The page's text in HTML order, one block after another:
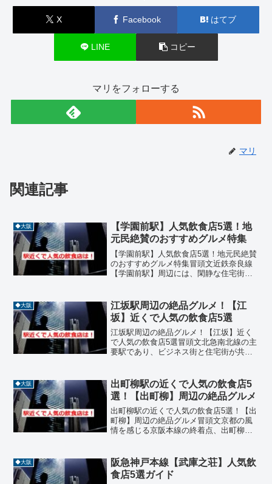
X Facebook はてブ
LINE コピー
マリをフォローする
マリ
関連記事
◆大阪
【学園前駅】人気飲食店5選！地
元民絶賛のおすすめグルメ特集
【学園前駅】人気飲食店5選！地元民絶賛
のおすすめグルメ特集冒頭文近鉄奈良線
【学園前駅】周辺には、閑静な住宅街と
す。駅直結の百貨店や徒歩圏内の路地裏
には、和食・洋食・イタ...
◆大阪
江坂駅周辺の絶品グルメ！【江
坂】近くで人気の飲食店5選
江坂駅周辺の絶品グルメ！【江坂】近く
で人気の飲食店5選冒頭文北急南北線の主
要駅であり、ビジネス街と住宅街が共存
す。そのため、駅周辺にはランチからデ
ィナーまで、感度の高い...
◆大阪
出町柳駅の近くで人気の飲食店5
選！【出町柳】周辺の絶品グルメ
出町柳駅の近くで人気の飲食店5選！【出
町柳】周辺の絶品グルメ冒頭文京都の風
情を感じる京阪本線の終着点、出町柳駅
います。世界遺産の下鴨神社にもほど近
く、豊かな自然と歴史が...
◆大阪
阪急神戸本線【武庫之荘】人気飲
食店5選ガイド